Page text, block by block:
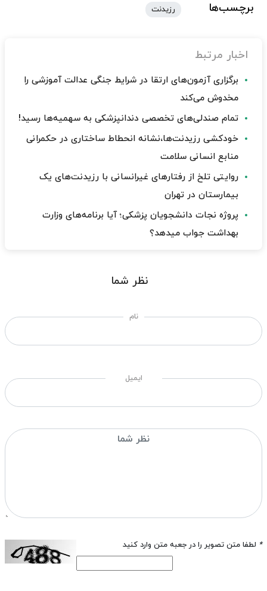
برچسب‌ها رزیدنت
اخبار مرتبط
برگزاری آزمون‌های ارتقا در شرایط جنگی عدالت آموزشی را
مخدوش می‌کند
تمام صندلی‌های تخصصی دندانپزشکی به سهمیه‌ها رسید!
خودکشی رزیدنت‌ها،نشانه‌ انحطاط ساختاری در حکمرانی
منابع انسانی سلامت
روایتی تلخ از رفتارهای غیرانسانی با رزیدنت‌های یک
بیمارستان در تهران
پروژه نجات دانشجویان پزشکی؛ آیا برنامه‌های وزارت
بهداشت جواب میدهد؟
نظر شما
نام
ایمیل
* لطفا متن تصویر را در جعبه متن وارد کنید